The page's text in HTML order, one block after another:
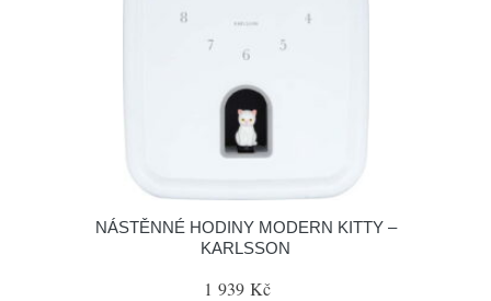
NÁSTĚNNÉ HODINY MODERN KITTY –
KARLSSON
1 939 Kč